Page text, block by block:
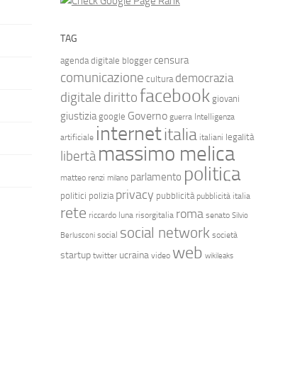
TAG
agenda digitale blogger censura
comunicazione cultura democrazia
digitale dirittofacebook giovani
giustizia google Governo guerra Intelligenza
artificiale internetitalia italiani legalità
libertà massimo melica
matteo renzi milano parlamento politica
politici polizia privacy pubblicità pubblicità italia
rete riccardo luna risorgitalia roma senato Silvio
Berlusconi social social network società
startup twitter ucraina video web wikileaks